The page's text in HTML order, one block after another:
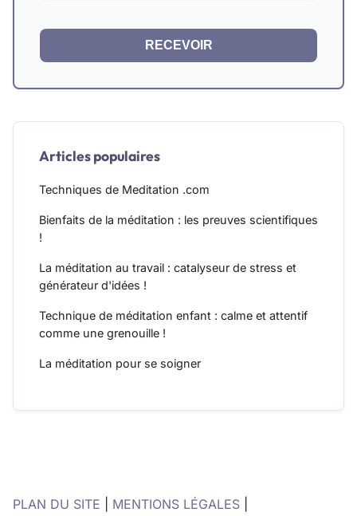
RECEVOIR
Articles populaires
Techniques de Meditation .com
Bienfaits de la méditation : les preuves scientifiques
!
La méditation au travail : catalyseur de stress et
générateur d'idées !
Technique de méditation enfant : calme et attentif
comme une grenouille !
La méditation pour se soigner
PLAN DU SITE MENTIONS LÉGALES